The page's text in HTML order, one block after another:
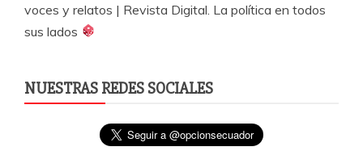
voces y relatos | Revista Digital. La política en todos
sus lados
NUESTRAS REDES SOCIALES